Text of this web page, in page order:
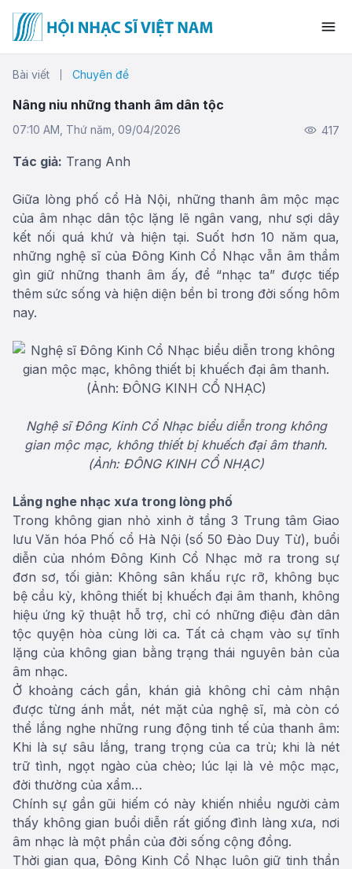
Bài viết Chuyên đề
Nâng niu những thanh âm dân tộc
07:10 AM, Thứ năm, 09/04/2026 417
Tác giả: Trang Anh
Giữa lòng phố cổ Hà Nội, những thanh âm mộc mạc
của âm nhạc dân tộc lặng lẽ ngân vang, như sợi dây
kết nối quá khứ và hiện tại. Suốt hơn 10 năm qua,
những nghệ sĩ của Đông Kinh Cổ Nhạc vẫn âm thầm
gìn giữ những thanh âm ấy, để “nhạc ta” được tiếp
thêm sức sống và hiện diện bền bỉ trong đời sống hôm
nay.
Nghệ sĩ Đông Kinh Cổ Nhạc biểu diễn trong không
gian mộc mạc, không thiết bị khuếch đại âm thanh.
(Ảnh: ĐÔNG KINH CỔ NHẠC)
Lắng nghe nhạc xưa trong lòng phố
Trong không gian nhỏ xinh ở tầng 3 Trung tâm Giao
lưu Văn hóa Phố cổ Hà Nội (số 50 Đào Duy Từ), buổi
diễn của nhóm Đông Kinh Cổ Nhạc mở ra trong sự
đơn sơ, tối giản: Không sân khấu rực rỡ, không bục
bệ cầu kỳ, không thiết bị khuếch đại âm thanh, không
hiệu ứng kỹ thuật hỗ trợ, chỉ có những điệu đàn dân
tộc quyện hòa cùng lời ca. Tất cả chạm vào sự tĩnh
lặng của không gian bằng trạng thái nguyên bản của
âm nhạc.
Ở khoảng cách gần, khán giả không chỉ cảm nhận
được từng ánh mắt, nét mặt của nghệ sĩ, mà còn có
thể lắng nghe những rung động tinh tế của thanh âm:
Khi là sự sâu lắng, trang trọng của ca trù; khi là nét
trữ tình, ngọt ngào của chèo; lúc lại là vẻ mộc mạc,
đời thường của xẩm…
Chính sự gần gũi hiếm có này khiến nhiều người cảm
thấy không gian buổi diễn rất giống đình làng xưa, nơi
âm nhạc là một phần của đời sống cộng đồng.
Thời gian qua, Đông Kinh Cổ Nhạc luôn giữ tinh thần